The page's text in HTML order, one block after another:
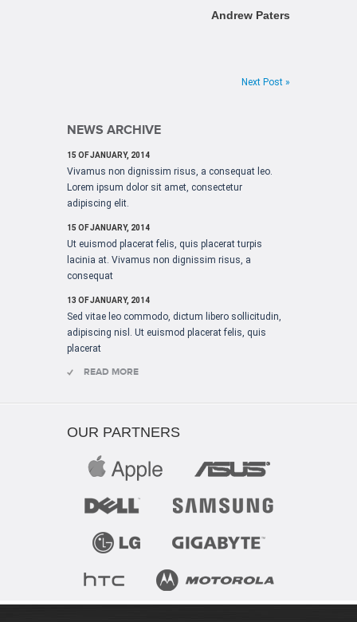
Andrew Paters
Next Post »
NEWS ARCHIVE
15 OF JANUARY, 2014
Vivamus non dignissim risus, a consequat leo.
Lorem ipsum dolor sit amet, consectetur
adipiscing elit.
15 OF JANUARY, 2014
Ut euismod placerat felis, quis placerat turpis
lacinia at. Vivamus non dignissim risus, a
consequat
13 OF JANUARY, 2014
Sed vitae leo commodo, dictum libero sollicitudin,
adipiscing nisl. Ut euismod placerat felis, quis
placerat
READ MORE
OUR PARTNERS